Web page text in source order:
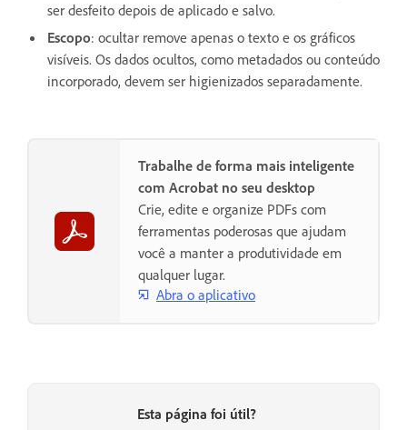
ser desfeito depois de aplicado e salvo.
Escopo: ocultar remove apenas o texto e os gráficos
visíveis. Os dados ocultos, como metadados ou conteúdo
incorporado, devem ser higienizados separadamente.
Trabalhe de forma mais inteligente
com Acrobat no seu desktop
Crie, edite e organize PDFs com
ferramentas poderosas que ajudam
você a manter a produtividade em
qualquer lugar.
Abra o aplicativo
Esta página foi útil?